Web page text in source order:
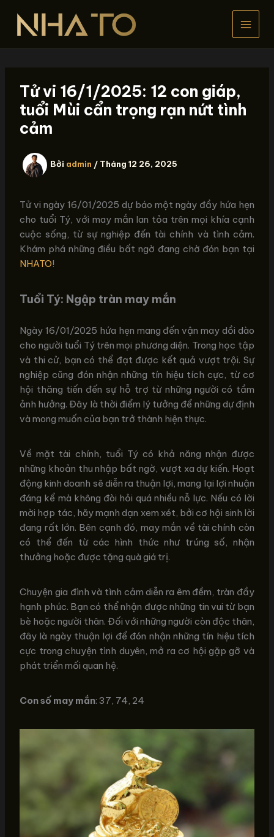
dung
Tử vi 16/1/2025: 12 con giáp,
tuổi Mùi cẩn trọng rạn nứt tình
cảm
Bởi admin / Tháng 12 26, 2025
Tử vi ngày 16/01/2025 dự báo một ngày đầy hứa hẹn
cho tuổi Tý, với may mắn lan tỏa trên mọi khía cạnh
cuộc sống, từ sự nghiệp đến tài chính và tình cảm.
Khám phá những điều bất ngờ đang chờ đón bạn tại
NHATO!
Tuổi Tý: Ngập tràn may mắn
Ngày 16/01/2025 hứa hẹn mang đến vận may dồi dào
cho người tuổi Tý trên mọi phương diện. Trong học tập
và thi cử, bạn có thể đạt được kết quả vượt trội. Sự
nghiệp cũng đón nhận những tín hiệu tích cực, từ cơ
hội thăng tiến đến sự hỗ trợ từ những người có tầm
ảnh hưởng. Đây là thời điểm lý tưởng để những dự định
và mong muốn của bạn trở thành hiện thực.
Về mặt tài chính, tuổi Tý có khả năng nhận được
những khoản thu nhập bất ngờ, vượt xa dự kiến. Hoạt
động kinh doanh sẽ diễn ra thuận lợi, mang lại lợi nhuận
đáng kể mà không đòi hỏi quá nhiều nỗ lực. Nếu có lời
mời hợp tác, hãy mạnh dạn xem xét, bởi cơ hội sinh lời
đang rất lớn. Bên cạnh đó, may mắn về tài chính còn
có thể đến từ các hình thức như trúng số, nhận
thưởng hoặc được tặng quà giá trị.
Chuyện gia đình và tình cảm diễn ra êm đềm, tràn đầy
hạnh phúc. Bạn có thể nhận được những tin vui từ bạn
bè hoặc người thân. Đối với những người còn độc thân,
đây là ngày thuận lợi để đón nhận những tín hiệu tích
cực trong chuyện tình duyên, mở ra cơ hội gặp gỡ và
phát triển mối quan hệ.
Con số may mắn: 37, 74, 24